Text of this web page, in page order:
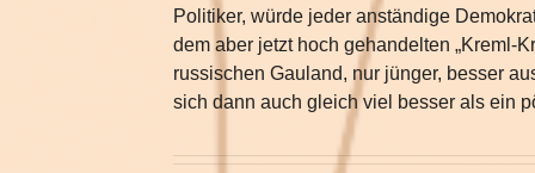
Politiker, würde jeder anständige
dem aber jetzt hoch gehandelten „Kreml-
russischen Gauland, nur jünger, besser
sich dann auch gleich viel besser als ein